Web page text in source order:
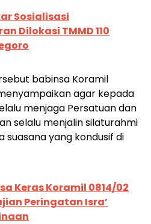
Sosialisasi
Dilokasi TMMD 110
babinsa Koramil
agar kepada
menjaga Persatuan dan
selalu menjalin silaturahmi
yang kondusif di
Keras Koramil 0814/02
Peringatan Isra’